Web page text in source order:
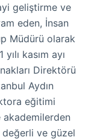
geliştirme ve
eden, İnsan
Müdürü olarak
kasım ayı
Direktörü
Aydın
eğitimi
akademilerden
ve güzel